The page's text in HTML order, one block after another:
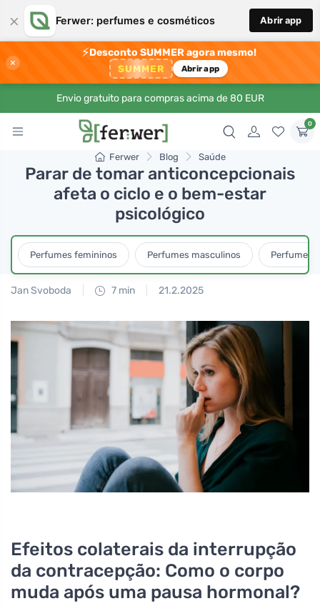
× Ferwer: perfumes e cosméticos Abrir app
×
⚡Desconto SUMMER agora mesmo!
SUMMER Abrir app
Envio gratuito para compras acima de 80 EUR
0
Ferwer Blog Saúde
Parar de tomar anticoncepcionais
afeta o ciclo e o bem-estar
psicológico
Perfumes femininos Perfumes masculinos Perfumes
Jan Svoboda 7 min 21.2.2025
Efeitos colaterais da interrupção
da contracepção: Como o corpo
muda após uma pausa hormonal?